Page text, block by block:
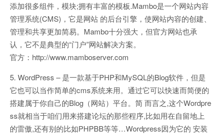
添加很多组件，模块;拥有丰富的模板.Mambo是一个网站内容
管理系统(CMS)，它是网站 的后台引擎，使网站内容的创建、
管理和共享更加简易。Mambo十分强大，但官方网站也承
认，它不是典型的“门户”网站解决方案。
官方：http://www.mamboserver.com
5. WordPress – 是一款基于PHP和MySQL的Blog软件，但是
它也可以当作简单的cms系统来用。通过它可以快速而简便的
搭建属于你自己的Blog（网站）平台。简 而言之,这个Wordpre
ss就相当于咱们用来搭建论坛的那些程序,比如用在自留地上
的雷傲,还有别的比如PHPBB等等…Wordpress因为它的 安装